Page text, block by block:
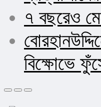
৭ বছরেও
বিক্ষোভে